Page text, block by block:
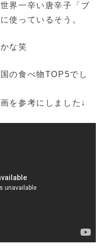
界一辛い唐辛子「ブ
使っているそう。
な笑
の食べ物TOP5でし
を参考にしました↓